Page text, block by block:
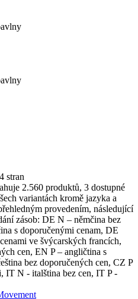
stran
2.560 produktů, 3 dostupné
variantách kromě jazyka a
provedením, následující
zásob: DE N – němčina bez
s doporučenými cenam, DE
ve švýcarských francích,
cen, EN P – angličtina s
bez doporučených cen, CZ P
IT N - italština bez cen, IT P -